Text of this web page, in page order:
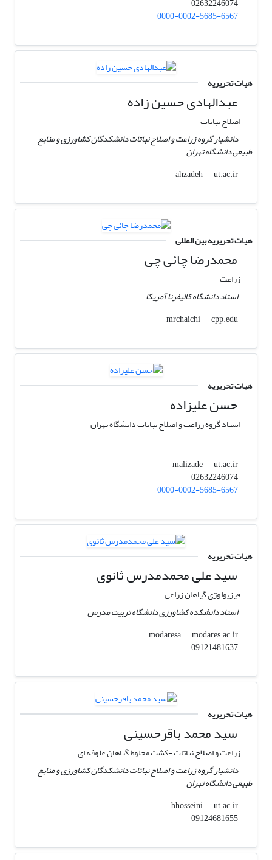
02632246074
0000-0002-5685-6567
هیات تحریریه
عبدالهادی حسین زاده
اصلاح نباتات
دانشیار گروه زراعت و اصلاح نباتات دانشکدگان کشاورزی و منابع
طبیعی دانشگاه تهران
ahzadeh
ut.ac.ir
هیات تحریریه بین المللی
محمدرضا چائی چی
زراعت
استاد دانشگاه کالیفرنا آمریکا
mrchaichi
cpp.edu
هیات تحریریه
حسن علیزاده
استاد گروه زراعت و اصلاح نباتات دانشگاه تهران
malizade
ut.ac.ir
02632246074
0000-0002-5685-6567
هیات تحریریه
سید علی محمدمدرس ثانوی
فیزیولوژی گیاهان زراعی
استاد دانشکده کشاورزی دانشگاه تربیت مدرس
modaresa
modares.ac.ir
09121481637
هیات تحریریه
سید محمد باقرحسینی
زراعت و اصلاح نباتات -کشت مخلوط گیاهان علوفه ای
دانشیار گروه زراعت و اصلاح نباتات دانشکدگان کشاورزی و منابع
طبیعی دانشگاه تهران
bhosseini
ut.ac.ir
09124681655